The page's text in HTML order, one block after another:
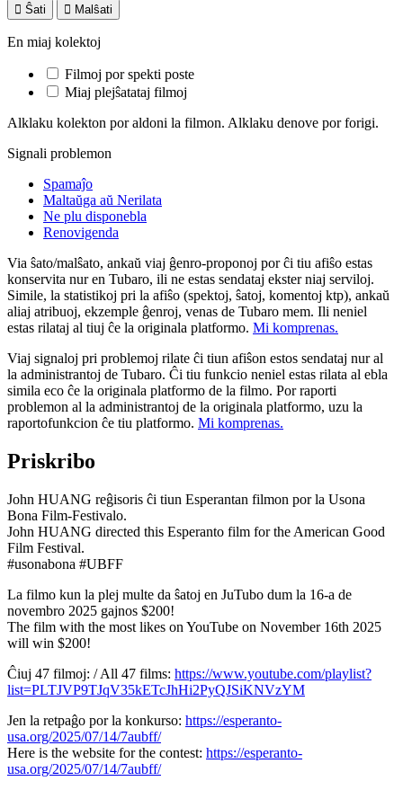
 Ŝati  Malŝati
En miaj kolektoj
Filmoj por spekti poste
Miaj plejŝatataj filmoj
Alklaku kolekton por aldoni la filmon. Alklaku denove por forigi.
Signali problemon
Spamaĵo
Maltaŭga aŭ Nerilata
Ne plu disponebla
Renovigenda
Via ŝato/malŝato, ankaŭ viaj ĝenro-proponoj por ĉi tiu afiŝo estas
konservita nur en Tubaro, ili ne estas sendataj ekster niaj serviloj.
Simile, la statistikoj pri la afiŝo (spektoj, ŝatoj, komentoj ktp), ankaŭ
aliaj atribuoj, ekzemple ĝenroj, venas de Tubaro mem. Ili neniel
estas rilataj al tiuj ĉe la originala platformo. Mi komprenas.
Viaj signaloj pri problemoj rilate ĉi tiun afiŝon estos sendataj nur al
la administrantoj de Tubaro. Ĉi tiu funkcio neniel estas rilata al ebla
simila eco ĉe la originala platformo de la filmo. Por raporti
problemon al la administrantoj de la originala platformo, uzu la
raportofunkcion ĉe tiu platformo. Mi komprenas.
Priskribo
John HUANG reĝisoris ĉi tiun Esperantan filmon por la Usona
Bona Film-Festivalo.
John HUANG directed this Esperanto film for the American Good
Film Festival.
#usonabona #UBFF
La filmo kun la plej multe da ŝatoj en JuTubo dum la 16-a de
novembro 2025 gajnos $200!
The film with the most likes on YouTube on November 16th 2025
will win $200!
Ĉiuj 47 filmoj: / All 47 films: https://www.youtube.com/playlist?
list=PLTJVP9TJqV35kETcJhHi2PyQJSiKNVzYM
Jen la retpaĝo por la konkurso: https://esperanto-
usa.org/2025/07/14/7aubff/
Here is the website for the contest: https://esperanto-
usa.org/2025/07/14/7aubff/